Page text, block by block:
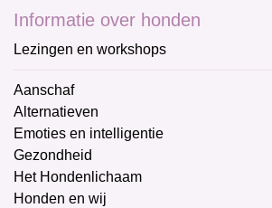
Informatie over honden
Lezingen en workshops
Aanschaf
Alternatieven
Emoties en intelligentie
Gezondheid
Het Hondenlichaam
Honden en wij